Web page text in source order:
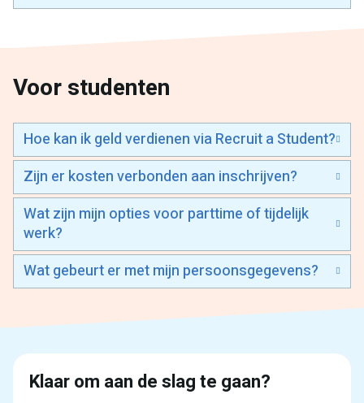
Voor studenten
Hoe kan ik geld verdienen via Recruit a Student?
Zijn er kosten verbonden aan inschrijven?
Wat zijn mijn opties voor parttime of tijdelijk
werk?
Wat gebeurt er met mijn persoonsgegevens?
Klaar om aan de slag te gaan?